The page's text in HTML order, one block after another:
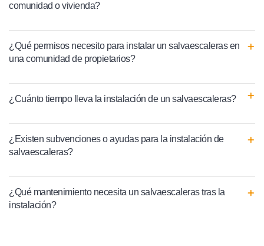
comunidad o vivienda?
¿Qué permisos necesito para instalar un salvaescaleras en
una comunidad de propietarios?
¿Cuánto tiempo lleva la instalación de un salvaescaleras?
¿Existen subvenciones o ayudas para la instalación de
salvaescaleras?
¿Qué mantenimiento necesita un salvaescaleras tras la
instalación?